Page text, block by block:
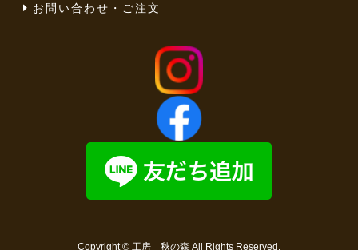
お問い合わせ・ご注文
Copyright © 工房 秋の森 All Rights Reserved.